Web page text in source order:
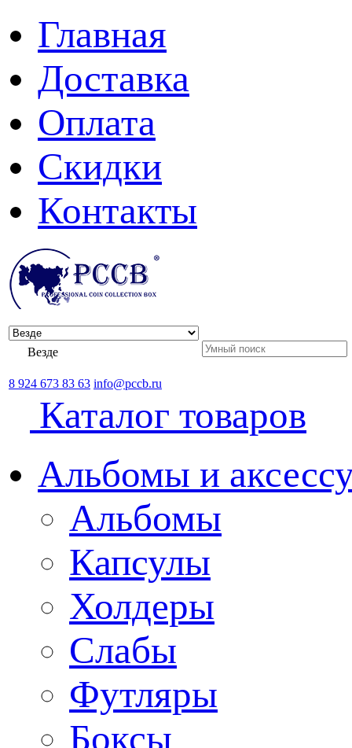
Главная
Доставка
Оплата
Скидки
Контакты
Везде
8 924 673 83 63 info@pccb.ru
Каталог товаров
Альбомы и
Альбомы
Капсулы
Холдеры
Слабы
Футляры
Боксы